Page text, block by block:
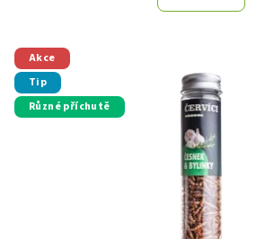
Akce
Tip
Různé příchutě